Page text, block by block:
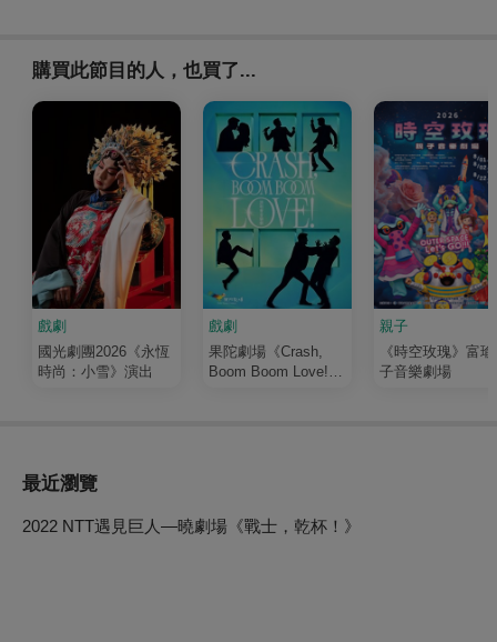
購買此節目的人，也買了...
戲劇
國光劇團2026《永恆
時尚：小雪》演出
戲劇
果陀劇場《Crash,
Boom Boom Love!》
親子
《時空玫瑰》富
子音樂劇場
最近瀏覽
2022 NTT遇見巨人—曉劇場《戰士，乾杯！》